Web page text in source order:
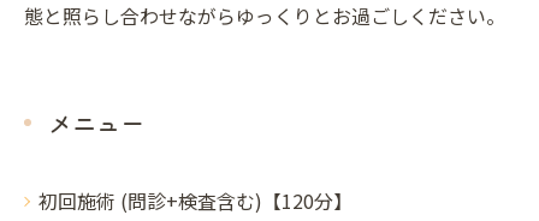
態と照らし合わせながらゆっくりとお過ごしください。
メニュー
初回施術 (問診+検査含む)【120分】